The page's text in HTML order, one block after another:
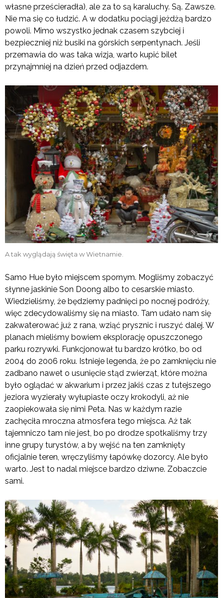
własne prześcieradła), ale za to są karaluchy. Są. Zawsze.
Nie ma się co łudzić. A w dodatku pociągi jeżdżą bardzo
powoli. Mimo wszystko jednak czasem szybciej i
bezpieczniej niż busiki na górskich serpentynach. Jeśli
przemawia do was taka wizja, warto kupić bilet
przynajmniej na dzień przed odjazdem.
A tak wyglądają święta w Wietnamie.
Samo Hue było miejscem spornym. Mogliśmy zobaczyć
słynne jaskinie Son Doong albo to cesarskie miasto.
Wiedzieliśmy, że będziemy padnięci po nocnej podróży,
więc zdecydowaliśmy się na miasto. Tam udało nam się
zakwaterować już z rana, wziąć prysznic i ruszyć dalej. W
planach mieliśmy bowiem eksplorację opuszczonego
parku rozrywki. Funkcjonował tu bardzo krótko, bo od
2004 do 2006 roku. Istnieje legenda, że po zamknięciu nie
zadbano nawet o usunięcie stąd zwierząt, które można
było oglądać w akwarium i przez jakiś czas z tutejszego
jeziora wyzierały wyłupiaste oczy krokodyli, aż nie
zaopiekowała się nimi Peta. Nas w każdym razie
zachęciła mroczna atmosfera tego miejsca. Aż tak
tajemniczo tam nie jest, bo po drodze spotkaliśmy trzy
inne grupy turystów, a by wejść na ten zamknięty
oficjalnie teren, wręczyliśmy łapówkę dozorcy. Ale było
warto. Jest to nadal miejsce bardzo dziwne. Zobaczcie
sami.